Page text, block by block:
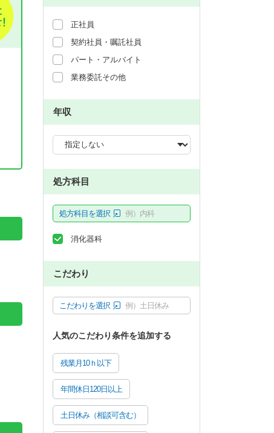
正社員
契約社員・嘱託社員
パート・アルバイト
業務委託その他
年収
処方科目
処方科目を選択 例）内科
消化器科
こだわり
こだわりを選択 例）土日休み
人気のこだわり条件を追加する
残業月10ｈ以下
年間休日120日以上
土日休み（相談可含む）